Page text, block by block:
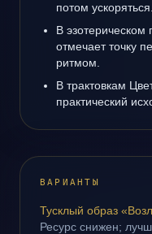
потом ускоряться.
В
отмечает точку
ритмом.
В трактовкам
практический
ВАРИАНТЫ
Тусклый образ
Ресурс снижен;